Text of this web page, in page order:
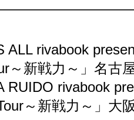
ALL rivabook
新戦力～」名古
RUIDO rivabook
～新戦力～」大